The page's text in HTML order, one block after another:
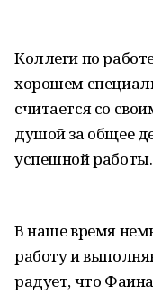
Коллеги по
хорошем
считается со
душой за общее
успешной работы.
В наше время
работу и
радует, что